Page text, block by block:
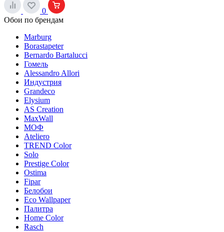
0
Обои по брендам
Marburg
Borastapeter
Bernardo Bartalucci
Гомель
Alessandro Allori
Индустрия
Grandeco
Elysium
AS Creation
MaxWall
МОФ
Ateliero
TREND Color
Solo
Prestige Color
Ostima
Fipar
Белобои
Eco Wallpaper
Палитра
Home Color
Rasch